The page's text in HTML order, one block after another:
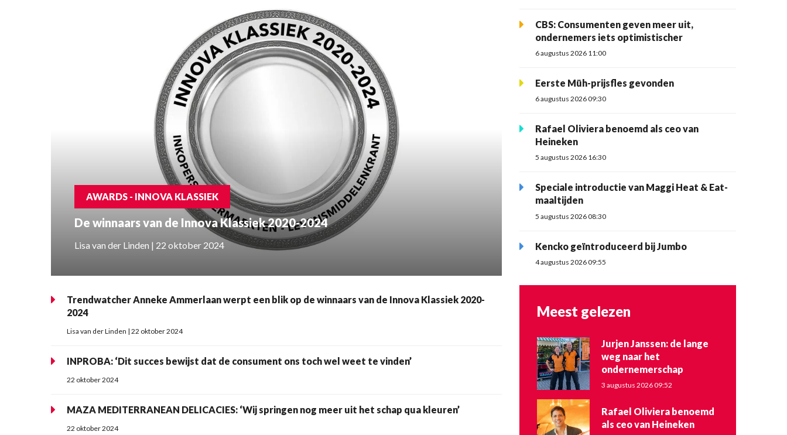
AWARDS - INNOVA KLASSIEK
De winnaars van de Innova Klassiek 2020-2024
Lisa van der Linden | 22 oktober 2024
Trendwatcher Anneke Ammerlaan werpt een blik op de winnaars van de Innova Klassiek 2020-
2024
Lisa van der Linden | 22 oktober 2024
INPROBA: ‘Dit succes bewijst dat de consument ons toch wel weet te vinden’
22 oktober 2024
MAZA MEDITERRANEAN DELICACIES: ‘Wij springen nog meer uit het schap qua kleuren’
22 oktober 2024
CBS: Consumenten geven meer uit,
ondernemers iets optimistischer
6 augustus 2026 11:00
Eerste Müh-prijsfles gevonden
6 augustus 2026 09:30
Rafael Oliviera benoemd als ceo van
Heineken
5 augustus 2026 16:30
Speciale introductie van Maggi Heat & Eat-
maaltijden
5 augustus 2026 08:30
Kencko geïntroduceerd bij Jumbo
4 augustus 2026 09:55
Meest gelezen
Jurjen Janssen: de lange
weg naar het
ondernemerschap
3 augustus 2026 09:52
Rafael Oliviera benoemd
als ceo van Heineken